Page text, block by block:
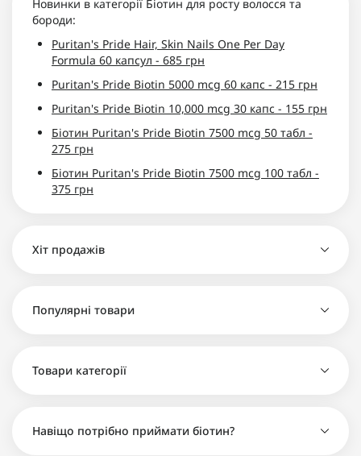
Новинки в категорії Біотин для росту волосся та
бороди:
Puritan's Pride Hair, Skin Nails One Per Day
Formula 60 капсул - 685 грн
Puritan's Pride Biotin 5000 mcg 60 капс - 215 грн
Puritan's Pride Biotin 10,000 mcg 30 капс - 155 грн
Біотин Puritan's Pride Biotin 7500 mcg 50 табл -
275 грн
Біотин Puritan's Pride Biotin 7500 mcg 100 табл -
375 грн
Хіт продажів
Вітаміни Minox Biotin Pro Man проти випадіння
Біотин Minox 10000mcg 60 таблеток - 440 грн
Puritan's Pride Biotin 10,000 mcg 30 капс - 155 грн
Популярні товари
Вітаміни Minox Biotin Pro Man проти випадіння
Вітаміни проти випадіння волосся Minox Biotin
Pro Woman - 500 грн
Товари категорії
Навіщо потрібно приймати біотин?